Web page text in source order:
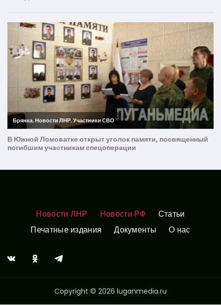
Новости ЛНР Новости РФ
Статьи
Печатные издания
Документы О нас
Copyright © 2026 luganmedia.ru